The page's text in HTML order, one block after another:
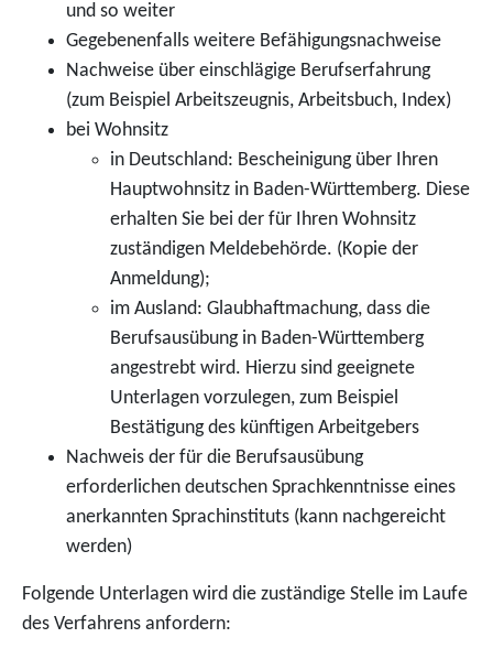
und so weiter
Gegebenenfalls weitere Befähigungsnachweise
Nachweise über einschlägige Berufserfahrung
(zum Beispiel Arbeitszeugnis, Arbeitsbuch, Index)
bei Wohnsitz
in Deutschland: Bescheinigung über Ihren
Hauptwohnsitz in Baden-Württemberg. Diese
erhalten Sie bei der für Ihren Wohnsitz
zuständigen Meldebehörde. (Kopie der
Anmeldung);
im Ausland: Glaubhaftmachung, dass die
Berufsausübung in Baden-Württemberg
angestrebt wird. Hierzu sind geeignete
Unterlagen vorzulegen, zum Beispiel
Bestätigung des künftigen Arbeitgebers
Nachweis der für die Berufsausübung
erforderlichen deutschen Sprachkenntnisse eines
anerkannten Sprachinstituts (kann nachgereicht
werden)
Folgende Unterlagen wird die zuständige Stelle im Laufe
des Verfahrens anfordern: